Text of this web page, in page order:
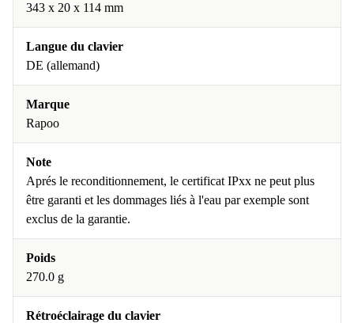
343 x 20 x 114 mm
Langue du clavier
DE (allemand)
Marque
Rapoo
Note
Aprés le reconditionnement, le certificat IPxx ne peut plus
être garanti et les dommages liés à l'eau par exemple sont
exclus de la garantie.
Poids
270.0 g
Rétroéclairage du clavier